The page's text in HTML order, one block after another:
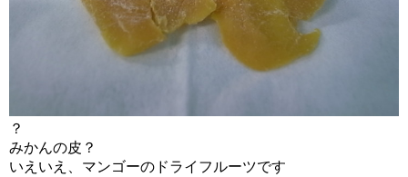
？
みかんの皮？
いえいえ、マンゴーのドライフルーツです